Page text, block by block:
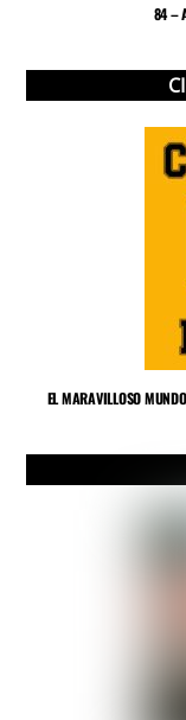
84 –
EL MARAVILLOSO